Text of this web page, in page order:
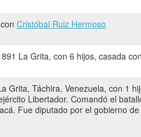
Cristóbal Ruiz Hermoso
La Grita, con 6 hijos, casada con
Grita, Táchira, Venezuela, con 1
Libertador. Comandó el
Fue diputado por el gobierno